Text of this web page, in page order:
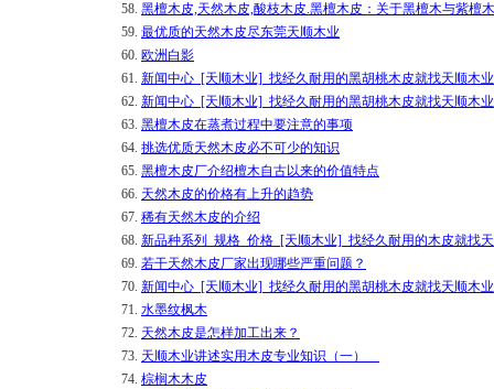
58. 黑檀木皮,天然木皮,酸枝木皮.黑檀木皮：关于黑檀木与紫檀
59. 最优质的天然木皮尽东莞天顺木业
60. 欧洲白影
61. 新闻中心_[天顺木业]_找经久耐用的黑胡桃木皮就找天顺木业
62. 新闻中心_[天顺木业]_找经久耐用的黑胡桃木皮就找天顺木业
63. 黑檀木皮在蒸煮过程中要注意的事项
64. 挑选优质天然木皮必不可少的知识
65. 黑檀木皮厂介绍檀木自古以来的价值特点
66. 天然木皮的价格有上升的趋势
67. 稀有天然木皮的介绍
68. 新品种系列_规格_价格_[天顺木业]_找经久耐用的木皮就找
69. 若干天然木皮厂家出现哪些严重问题？
70. 新闻中心_[天顺木业]_找经久耐用的黑胡桃木皮就找天顺木业
71. 水墨纹枫木
72. 天然木皮是怎样加工出来？
73. 天顺木业讲述实用木皮专业知识（一）
74. 棕榈木木皮